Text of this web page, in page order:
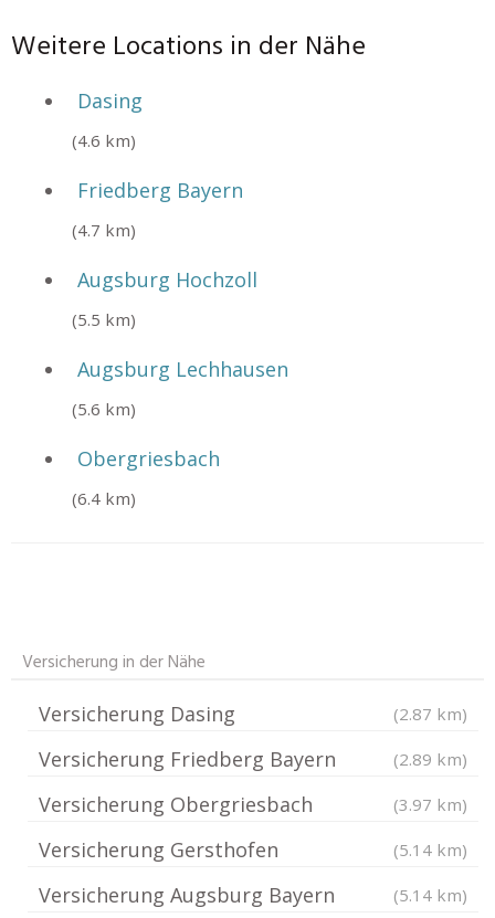
Weitere Locations in der Nähe
Dasing
(4.6 km)
Friedberg Bayern
(4.7 km)
Augsburg Hochzoll
(5.5 km)
Augsburg Lechhausen
(5.6 km)
Obergriesbach
(6.4 km)
Versicherung in der Nähe
Versicherung Dasing (2.87 km)
Versicherung Friedberg Bayern (2.89 km)
Versicherung Obergriesbach (3.97 km)
Versicherung Gersthofen (5.14 km)
Versicherung Augsburg Bayern (5.14 km)